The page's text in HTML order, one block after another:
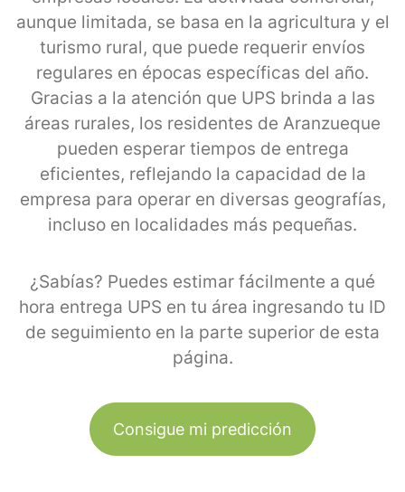
aunque limitada, se basa en la agricultura y el
turismo rural, que puede requerir envíos
regulares en épocas específicas del año.
Gracias a la atención que UPS brinda a las
áreas rurales, los residentes de Aranzueque
pueden esperar tiempos de entrega
eficientes, reflejando la capacidad de la
empresa para operar en diversas geografías,
incluso en localidades más pequeñas.
¿Sabías? Puedes estimar fácilmente a qué
hora entrega UPS en tu área ingresando tu ID
de seguimiento en la parte superior de esta
página.
Consigue mi predicción